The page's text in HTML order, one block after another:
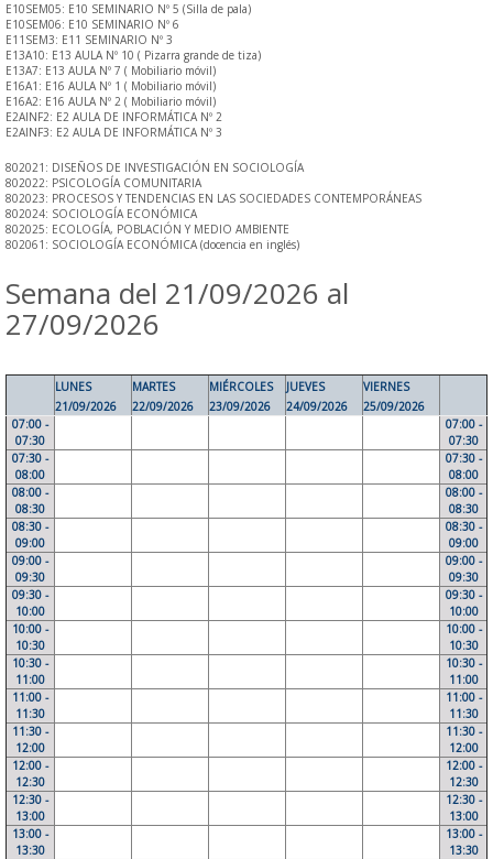
E10SEM05: E10 SEMINARIO Nº 5 (Silla de pala)
E10SEM06: E10 SEMINARIO Nº 6
E11SEM3: E11 SEMINARIO Nº 3
E13A10: E13 AULA Nº 10 ( Pizarra grande de tiza)
E13A7: E13 AULA Nº 7 ( Mobiliario móvil)
E16A1: E16 AULA Nº 1 ( Mobiliario móvil)
E16A2: E16 AULA Nº 2 ( Mobiliario móvil)
E2AINF2: E2 AULA DE INFORMÁTICA Nº 2
E2AINF3: E2 AULA DE INFORMÁTICA Nº 3
802021: DISEÑOS DE INVESTIGACIÓN EN SOCIOLOGÍA
802022: PSICOLOGÍA COMUNITARIA
802023: PROCESOS Y TENDENCIAS EN LAS SOCIEDADES CONTEMPORÁNEAS
802024: SOCIOLOGÍA ECONÓMICA
802025: ECOLOGÍA, POBLACIÓN Y MEDIO AMBIENTE
802061: SOCIOLOGÍA ECONÓMICA (docencia en inglés)
Semana del 21/09/2026 al
27/09/2026
LUNES
21/09/2026
MARTES
22/09/2026
MIÉRCOLES
23/09/2026
JUEVES
24/09/2026
VIERNES
25/09/2026
07:00 -
07:30
07:00 -
07:30
07:30 -
08:00
07:30 -
08:00
08:00 -
08:30
08:00 -
08:30
08:30 -
09:00
08:30 -
09:00
09:00 -
09:30
09:00 -
09:30
09:30 -
10:00
09:30 -
10:00
10:00 -
10:30
10:00 -
10:30
10:30 -
11:00
10:30 -
11:00
11:00 -
11:30
11:00 -
11:30
11:30 -
12:00
11:30 -
12:00
12:00 -
12:30
12:00 -
12:30
12:30 -
13:00
12:30 -
13:00
13:00 -
13:30
13:00 -
13:30